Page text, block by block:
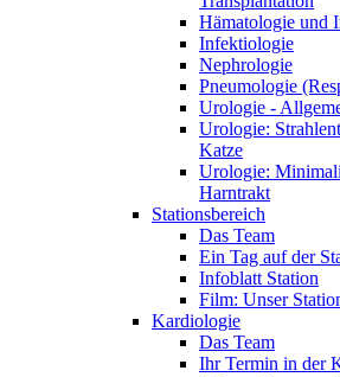
Hämatologie und
Infektiologie
Nephrologie
Pneumologie
Urologie -
Urologie:
Katze
Urologie:
Harntrakt
Stationsbereich
Das Team
Ein Tag auf der
Infoblatt Station
Film: Unser
Kardiologie
Das Team
Ihr Termin in der